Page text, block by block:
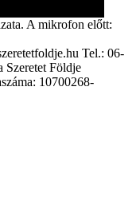
A mikrofon előtt:
Tel.: 06-
Szeretet Földje
10700268-